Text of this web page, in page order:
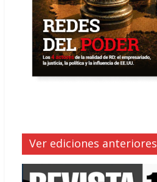
Ver ediciones anteriores